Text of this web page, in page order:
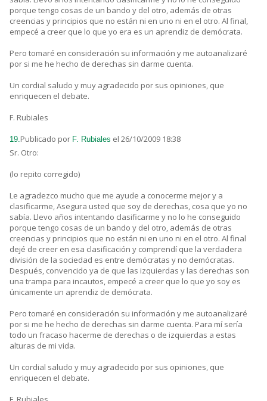
porque tengo cosas de un bando y del otro, además de otras
creencias y principios que no están ni en uno ni en el otro. Al final,
empecé a creer que lo que yo era es un aprendiz de demócrata.
Pero tomaré en consideración su información y me autoanalizaré
por si me he hecho de derechas sin darme cuenta.
Un cordial saludo y muy agradecido por sus opiniones, que
enriquecen el debate.
F. Rubiales
19.Publicado por F. Rubiales el 26/10/2009 18:38
Sr. Otro:
(lo repito corregido)
Le agradezco mucho que me ayude a conocerme mejor y a
clasificarme, Asegura usted que soy de derechas, cosa que yo no
sabía. Llevo años intentando clasificarme y no lo he conseguido
porque tengo cosas de un bando y del otro, además de otras
creencias y principios que no están ni en uno ni en el otro. Al final
dejé de creer en esa clasificación y comprendí que la verdadera
división de la sociedad es entre demócratas y no demócratas.
Después, convencido ya de que las izquierdas y las derechas son
una trampa para incautos, empecé a creer que lo que yo soy es
únicamente un aprendiz de demócrata.
Pero tomaré en consideración su información y me autoanalizaré
por si me he hecho de derechas sin darme cuenta. Para mí sería
todo un fracaso hacerme de derechas o de izquierdas a estas
alturas de mi vida.
Un cordial saludo y muy agradecido por sus opiniones, que
enriquecen el debate.